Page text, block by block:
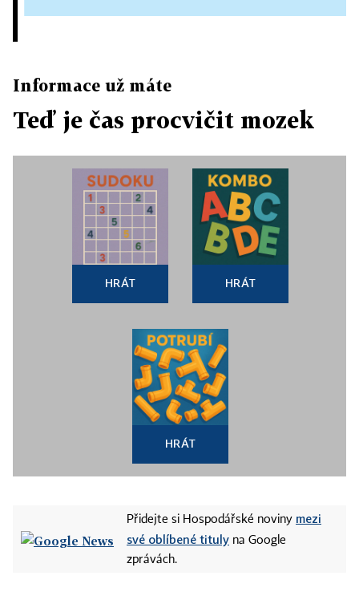
Informace už máte
Teď je čas procvičit mozek
HRÁT HRÁT
HRÁT
Přidejte si Hospodářské noviny mezi
své oblíbené tituly na Google
zprávách.